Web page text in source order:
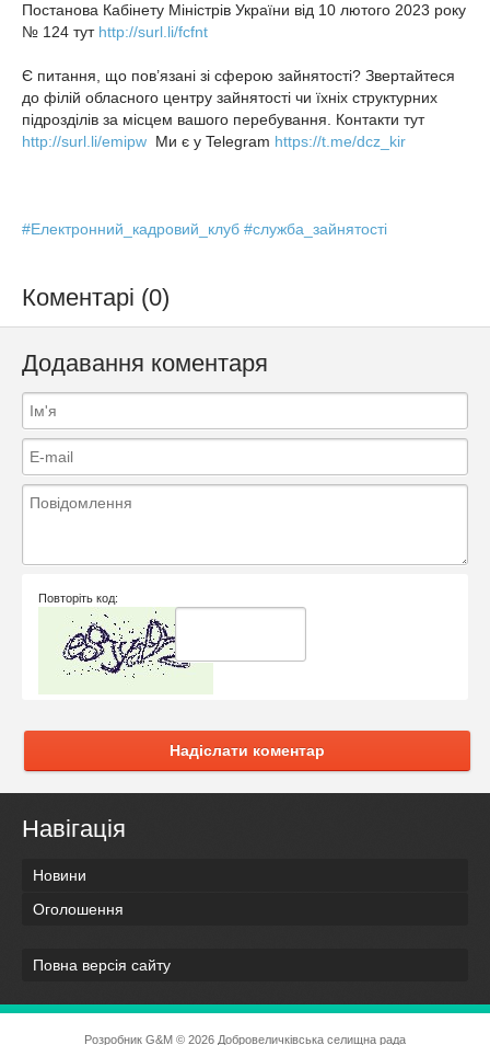
Постанова Кабінету Міністрів України від 10 лютого 2023 року
№ 124 тут http://surl.li/fcfnt
Є питання, що пов’язані зі сферою зайнятості? Звертайтеся
до філій обласного центру зайнятості чи їхніх структурних
підрозділів за місцем вашого перебування. Контакти тут
http://surl.li/emipw Ми є у Telegram https://t.me/dcz_kir
#Електронний_кадровий_клуб #служба_зайнятості
Коментарі (0)
Додавання коментаря
Повторіть код:
Надіслати коментар
Навігація
Новини
Оголошення
Повна версія сайту
Розробник G&M © 2026 Добровеличківська селищна рада